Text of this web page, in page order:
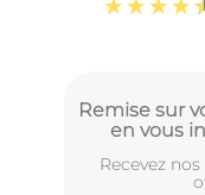
Remise sur
en vous
Recevez